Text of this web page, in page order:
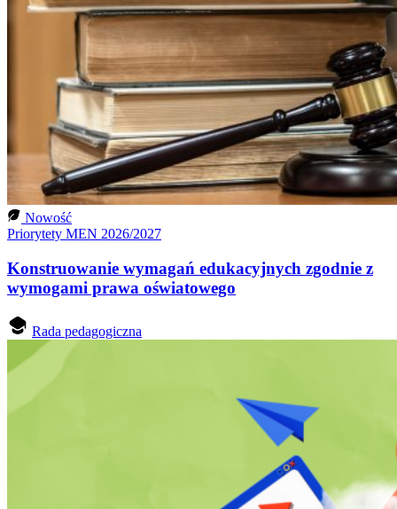
Nowość
Priorytety MEN 2026/2027
Konstruowanie wymagań edukacyjnych zgodnie z
wymogami prawa oświatowego
Rada pedagogiczna